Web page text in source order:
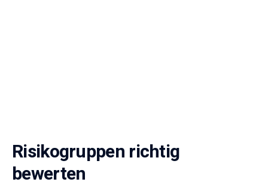
Risikogruppen richtig
bewerten